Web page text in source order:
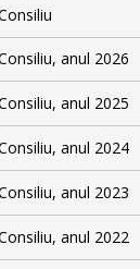
anul 2026
anul 2025
anul 2024
anul 2023
anul 2022